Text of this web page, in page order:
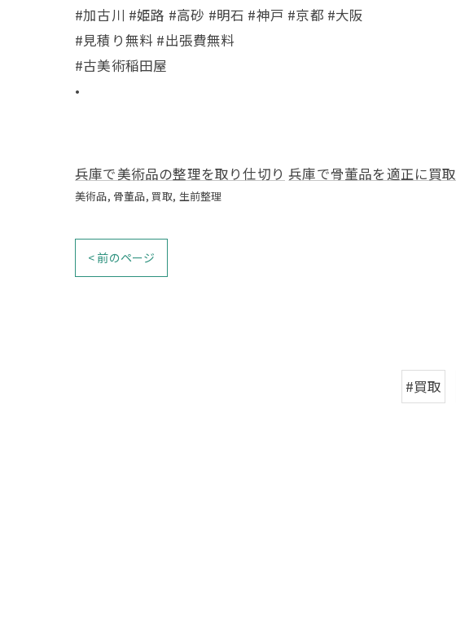
#加古川 #姫路 #高砂 #明石 #神戸 #京都 #大阪
#見積り無料 #出張費無料
#古美術稲田屋
•
兵庫で美術品の整理を取り仕切り 兵庫で骨董品を適正に買取
美術品 骨董品 買取 生前整理
< 前のページ
#買取